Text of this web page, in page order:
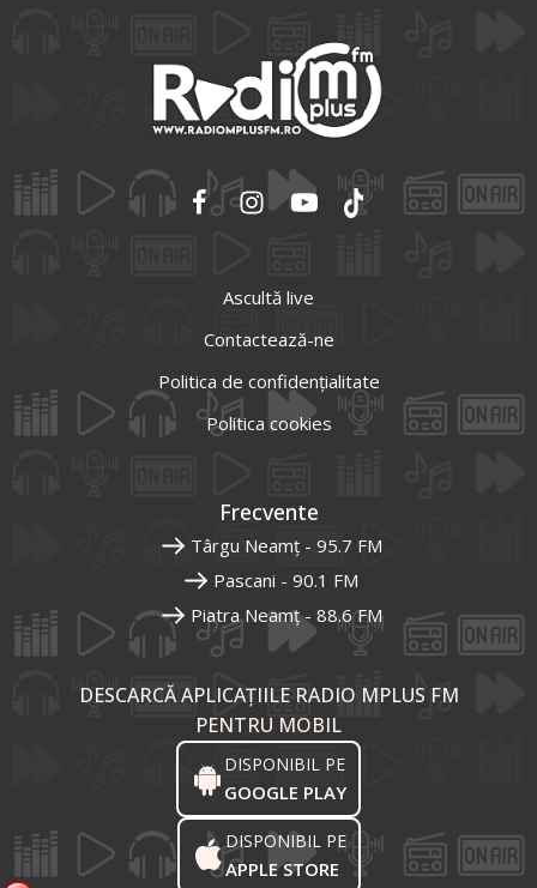
Ascultă live
Contactează-ne
Politica de confidențialitate
Politica cookies
Frecvente
Târgu Neamț - 95.7 FM
Pascani - 90.1 FM
Piatra Neamț - 88.6 FM
DESCARCĂ APLICAȚIILE RADIO MPLUS FM
PENTRU MOBIL
DISPONIBIL PE
GOOGLE PLAY
DISPONIBIL PE
APPLE STORE